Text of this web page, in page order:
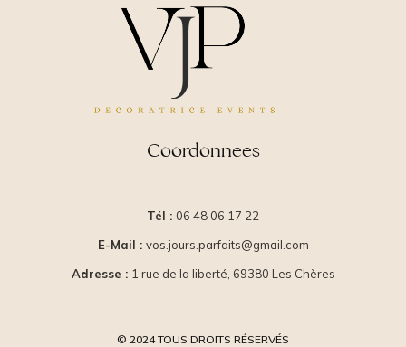
Coordonnees
Tél : 06 48 06 17 22
E-Mail : vos.jours.parfaits@gmail.com
Adresse : 1 rue de la liberté, 69380 Les Chères
© 2024 TOUS DROITS RÉSERVÉS